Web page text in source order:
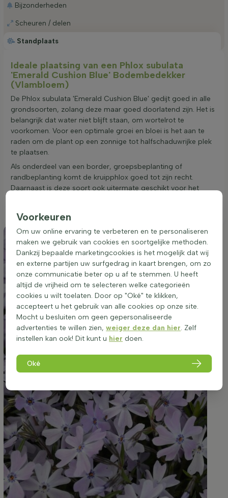
Standplaats
Bijzonderheden
Scheuren / delen
Ideale plaatsing van een Phlox subulata
'Emerald Cushion Blue' Bodembedekker
(Vlambloem)
De Phlox subulata 'Emerald Cushion Blue' gedijt goed in alle
grondsoorten, zolang deze maar goed doorlatend zijn. Het is
belangrijk dat water niet blijft staan, om wortelrot te
voorkomen. Voor een optimale groei en bloei is het aan te
raden om de plant op een zonnige tot halfschaduwrijke plek
te plaatsen.
Als onderdeel van een border, groepsbeplanting of
randbeplanting komt de kruipphlox goed tot zijn recht.
Daarnaast is deze soort ook uitermate geschikt voor het
Voorkeuren
Om uw online ervaring te verbeteren en te personaliseren
maken we gebruik van cookies en soortgelijke methoden.
Dankzij bepaalde marketingcookies is het mogelijk dat wij
en externe partijen uw surfgedrag in kaart brengen, om zo
onze communicatie beter op u af te stemmen. U heeft
altijd de vrijheid om te selecteren welke categorieën
cookies u wilt toelaten. Door op "Oké" te klikken,
accepteert u het gebruik van alle cookies op onze site.
Mocht u besluiten om geen gepersonaliseerde
advertenties te willen zien,weiger deze dan hier. Zelf
instellen kan ook! Dit kunt u hier doen.
Oké